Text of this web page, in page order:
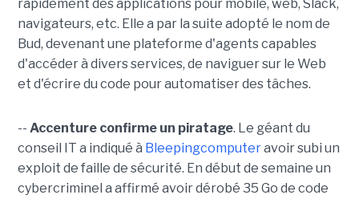
rapidement des applications pour mobile, web, Slack,
navigateurs, etc. Elle a par la suite adopté le nom de
Bud, devenant une plateforme d'agents capables
d'accéder à divers services, de naviguer sur le Web
et d'écrire du code pour automatiser des tâches.
-- Accenture confirme un piratage. Le géant du
conseil IT a indiqué à Bleepingcomputeravoir subi un
exploit de faille de sécurité. En début de semaine un
cybercriminel a affirmé avoir dérobé 35 Go de code